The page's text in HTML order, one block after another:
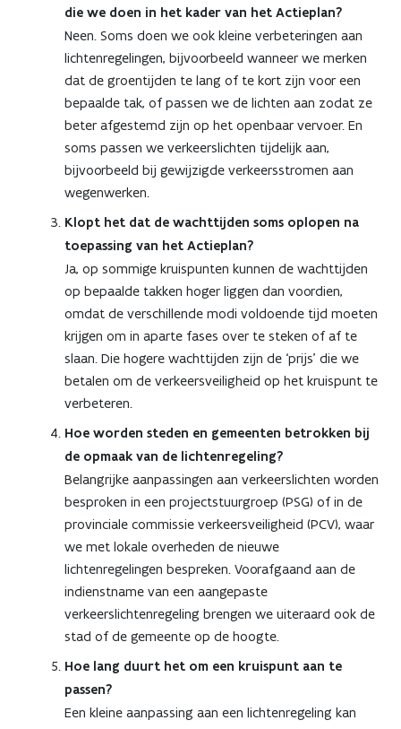
die we doen in het kader van het Actieplan?
Neen. Soms doen we ook kleine verbeteringen aan
lichtenregelingen, bijvoorbeeld wanneer we merken
dat de groentijden te lang of te kort zijn voor een
bepaalde tak, of passen we de lichten aan zodat ze
beter afgestemd zijn op het openbaar vervoer. En
soms passen we verkeerslichten tijdelijk aan,
bijvoorbeeld bij gewijzigde verkeersstromen aan
wegenwerken.
Klopt het dat de wachttijden soms oplopen na
toepassing van het Actieplan?
Ja, op sommige kruispunten kunnen de wachttijden
op bepaalde takken hoger liggen dan voordien,
omdat de verschillende modi voldoende tijd moeten
krijgen om in aparte fases over te steken of af te
slaan. Die hogere wachttijden zijn de ‘prijs’ die we
betalen om de verkeersveiligheid op het kruispunt te
verbeteren.
Hoe worden steden en gemeenten betrokken bij
de opmaak van de lichtenregeling?
Belangrijke aanpassingen aan verkeerslichten worden
besproken in een projectstuurgroep (PSG) of in de
provinciale commissie verkeersveiligheid (PCV), waar
we met lokale overheden de nieuwe
lichtenregelingen bespreken. Voorafgaand aan de
indienstname van een aangepaste
verkeerslichtenregeling brengen we uiteraard ook de
stad of de gemeente op de hoogte.
Hoe lang duurt het om een kruispunt aan te
passen?
Een kleine aanpassing aan een lichtenregeling kan